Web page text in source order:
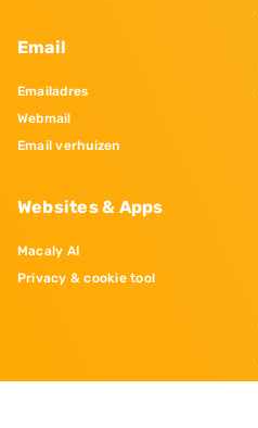
Email
Emailadres
Webmail
Email verhuizen
Websites & Apps
Macaly AI
Privacy & cookie tool